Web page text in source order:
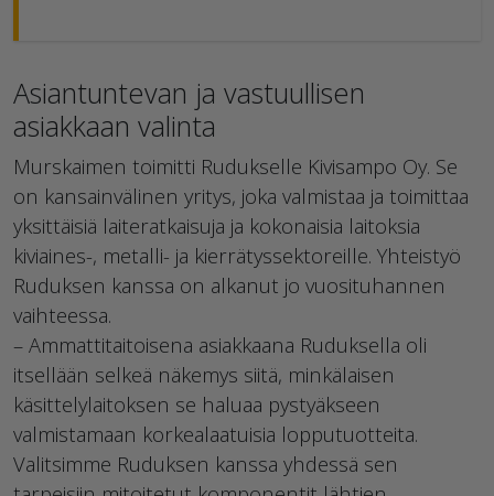
Asiantuntevan ja vastuullisen
asiakkaan valinta
Murskaimen toimitti Rudukselle Kivisampo Oy. Se
on kansainvälinen yritys, joka valmistaa ja toimittaa
yksittäisiä laiteratkaisuja ja kokonaisia laitoksia
kiviaines-, metalli- ja kierrätyssektoreille. Yhteistyö
Ruduksen kanssa on alkanut jo vuosituhannen
vaihteessa.
– Ammattitaitoisena asiakkaana Ruduksella oli
itsellään selkeä näkemys siitä, minkälaisen
käsittelylaitoksen se haluaa pystyäkseen
valmistamaan korkealaatuisia lopputuotteita.
Valitsimme Ruduksen kanssa yhdessä sen